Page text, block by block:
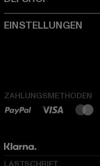
ZAHLUNGSMETHODEN